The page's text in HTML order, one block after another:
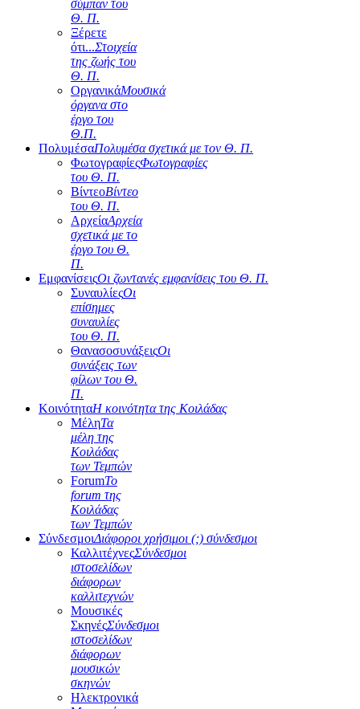
σύμπαν του
Θ. Π.
Ξέρετε
ότι...Στοιχεία
της ζωής του
Θ. Π.
ΟργανικάΜουσικά
όργανα στο
έργο του
Θ.Π.
ΠολυμέσαΠολυμέσα σχετικά με τον Θ. Π.
ΦωτογραφίεςΦωτογραφίες
του Θ. Π.
ΒίντεοΒίντεο
του Θ. Π.
ΑρχείαΑρχεία
σχετικά με το
έργο του Θ.
Π.
ΕμφανίσειςΟι ζωντανές εμφανίσεις του Θ. Π.
ΣυναυλίεςΟι
επίσημες
συναυλίες
του Θ. Π.
ΘανασοσυνάξειςΟι
συνάξεις των
φίλων του Θ.
Π.
ΚοινότηταΗ κοινότητα της Κοιλάδας
ΜέληΤα
μέλη της
Κοιλάδας
των Τεμπών
ForumΤο
forum της
Κοιλάδας
των Τεμπών
ΣύνδεσμοιΔιάφοροι χρήσιμοι (;) σύνδεσμοι
ΚαλλιτέχνεςΣύνδεσμοι
ιστοσελίδων
διάφορων
καλλιτεχνών
Μουσικές
ΣκηνέςΣύνδεσμοι
ιστοσελίδων
διάφορων
μουσικών
σκηνών
Ηλεκτρονικά